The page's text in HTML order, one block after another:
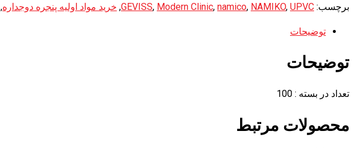
برچسب:
GEVISS, Modern Clinic, namico, NAMIKO, UPVC
, خرید مواد اولیه پنجره دوجداره,
توضیحات
توضیحات
تعداد در بسته : 100
محصولات مرتبط